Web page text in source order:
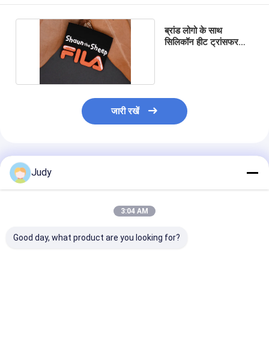
ब्रांड लोगो के साथ
सिलिकॉन हीट ट्रांसफर
जारी रखें
अनुशंसित उत्पाद
Judy
3:04 AM
Good day, what product are you looking for?